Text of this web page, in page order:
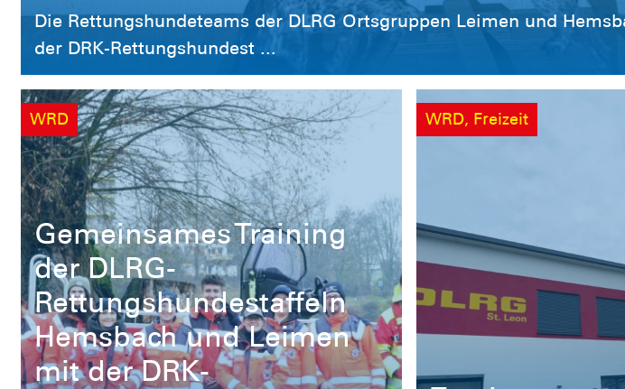
WRD
Gemeinsames Training
der DLRG-
Rettungshundestaffeln
Hemsbach und Leimen
mit der DRK-
Rettungshundestaffel
Rhein-Neckar/Heidelberg
Zwei neue